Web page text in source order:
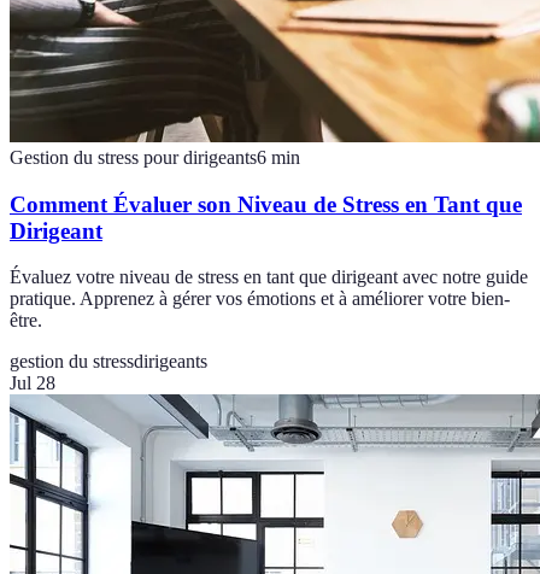
Gestion du stress pour dirigeants6 min
Comment Évaluer son Niveau de Stress en Tant que
Dirigeant
Évaluez votre niveau de stress en tant que dirigeant avec notre guide
pratique. Apprenez à gérer vos émotions et à améliorer votre bien-
être.
gestion du stressdirigeants
Jul 28